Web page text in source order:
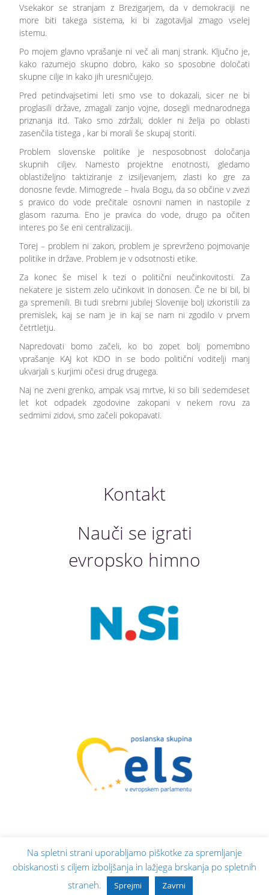
Vsekakor se stranjam z Brezigarjem, da v demokraciji ne
more biti takega sistema, ki bi zagotavljal zmago vselej
istemu.
Po mojem glavno vprašanje ni več ali manj strank. Ključno je,
kako razumejo skupno dobro, kako so sposobne določati
skupne cilje in kako jih uresničujejo.
Pred petindvajsetimi leti smo vse to dokazali, sicer ne bi
proglasili države, zmagali zanjo vojne, dosegli mednarodnega
priznanja itd. Tako smo zdržali, dokler ni želja po oblasti
zasenčila tistega , kar bi morali še skupaj storiti.
Problem slovenske politike je nesposobnost določanja
skupnih ciljev. Namesto projektne enotnosti, gledamo
oblastiželjno taktiziranje z izsiljevanjem, zlasti ko gre za
donosne fevde. Mimogrede – hvala Bogu, da so občine v zvezi
s pravico do vode prečitale osnovni namen in nastopile z
glasom razuma. Eno je pravica do vode, drugo pa očiten
interes po še eni centralizaciji.
Torej – problem ni zakon, problem je sprevrženo pojmovanje
politike in države. Problem je v odsotnosti etike.
Za konec še misel k tezi o politični neučinkovitosti. Za
nekatere je sistem zelo učinkovit in donosen. Če ne bi bil, bi
ga spremenili. Bi tudi srebrni jubilej Slovenije bolj izkoristili za
premislek, kaj se nam je in kaj se nam ni zgodilo v prvem
četrtletju.
Napredovati bomo začeli, ko bo zopet bolj pomembno
vprašanje KAJ kot KDO in se bodo politični voditelji manj
ukvarjali s kurjimi očesi drug drugega.
Naj ne zveni grenko, ampak vsaj mrtve, ki so bili sedemdeset
let kot odpadek zgodovine zakopani v nekem rovu za
sedmimi zidovi, smo začeli pokopavati.
Kontakt
Nauči se igrati
evropsko himno
Na spletni strani uporabljamo piškotke za spremljanje
obiskanosti s ciljem izboljšanja in lažjega brskanja po spletnih
straneh.
Sprejmi Zavrni